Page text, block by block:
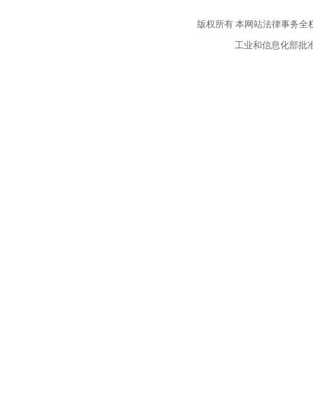
版权所有本网站法律事务全
工业和信息化部批